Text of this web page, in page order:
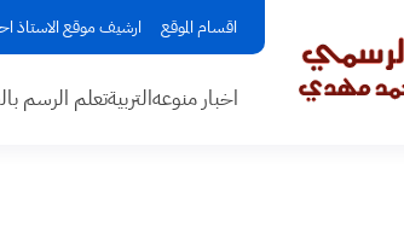
اقسام الموقع ارشيف موقع الاستاذ
اخبار منوعهالتربيةتعلم الرسم